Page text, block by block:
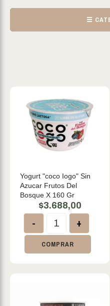
☰
Yogurt "coco Iogo" Sin
Azucar Frutos Del
Bosque X 160 Gr
$3.688,00
- +
COMPRAR